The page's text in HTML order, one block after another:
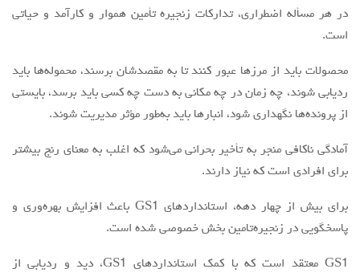
در هر مسأله اضطراری، تدارکات زنجیره تأمین هموار و کارآمد و حیاتی
است.
محصولات باید از مرزها عبور کنند تا به مقصدشان برسند، محموله‌ها باید
ردیابی شوند، چه زمان در چه مکانی به دست چه کسی باید برسد، بایستی
از پرونده‌ها نگهداری شود، انبارها باید به‌طور مؤثر مدیریت شوند.
آمادگی ناکافی منجر به تأخیر بحرانی می‌شود که اغلب به معنای رنج بیشتر
برای افرادی است که نیاز دارند.
برای بیش از چهار دهه، استانداردهای GS1 باعث افزایش بهره‌وری و
پاسخگویی در زنجیره‌تامین بخش خصوصی شده است.
GS1 معتقد است که با کمک استانداردهای GS1، دید و ردیابی از